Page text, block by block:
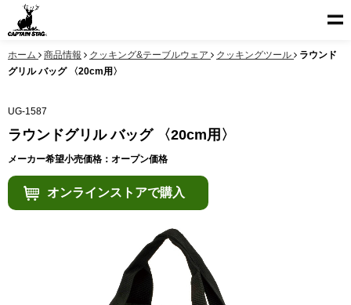
ホーム 商品情報 クッキング&テーブルウェア クッキングツール
ラウンド
グリル バッグ 〈20cm用〉
UG-1587
ラウンドグリル バッグ 〈20cm用〉
メーカー希望小売価格：オープン価格
オンラインストアで購入